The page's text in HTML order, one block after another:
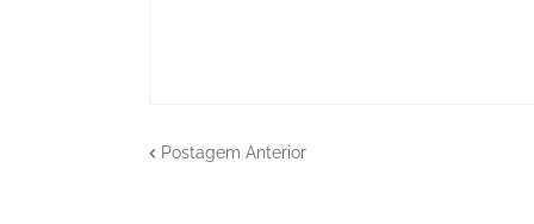
Postagem Anterior